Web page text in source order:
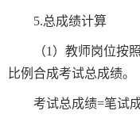
5.总成绩计算
（1）教师岗位按
比例合成考试总成绩。
考试总成绩=笔试